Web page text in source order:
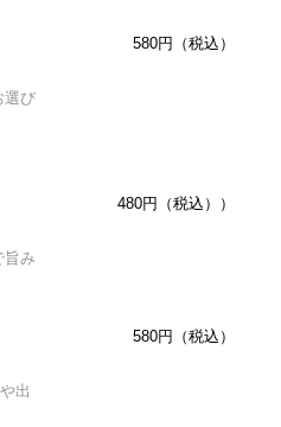
選び
580円（税込）
旨み
480円（税込））
出
580円（税込）